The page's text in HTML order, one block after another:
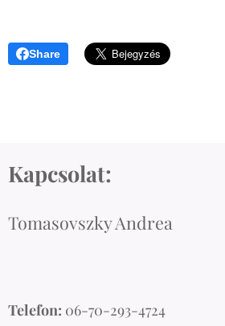
Share
Kapcsolat:
Tomasovszky Andrea
Telefon: 06-70-293-4724